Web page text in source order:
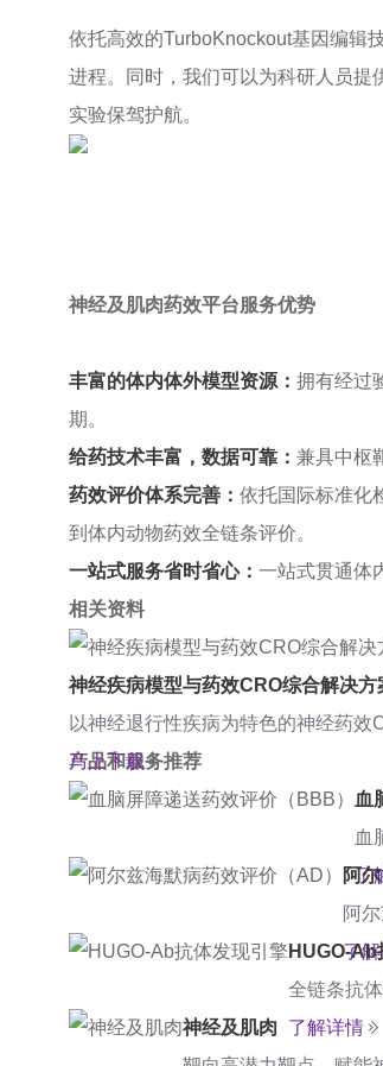
依托高效的TurboKnockout基因编辑
进程。同时，我们可以为科研人员提
实验保驾护航。
神经及肌肉药效平台服务优势
丰富的体内体外模型资源： 拥有经过
期。
给药技术丰富，数据可靠： 兼具中枢
药效评价体系完善： 依托国际标准化
到体内动物药效全链条评价。
一站式服务省时省心： 一站式贯通体
相关资料
神经疾病模型与药效CRO综合解决方
以神经退行性疾病为特色的神经药效
马上下载
产品和服务推荐
血
血
了
阿
阿
了
HUGO-Ab
全链条抗
了解详情
神经及肌肉